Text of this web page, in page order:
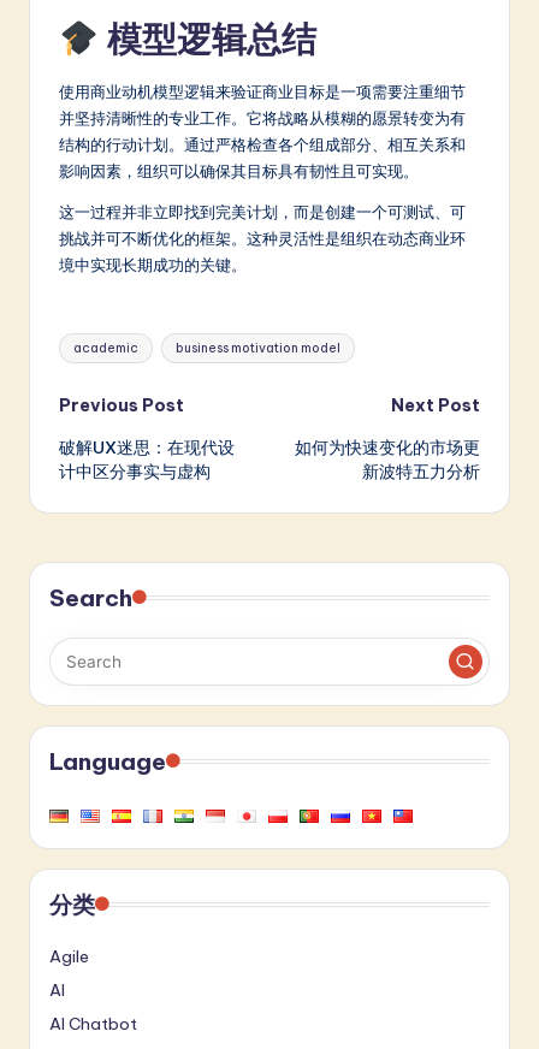
模型逻辑总结
使用商业动机模型逻辑来验证商业目标是一项需要注重细节
并坚持清晰性的专业工作。它将战略从模糊的愿景转变为有
结构的行动计划。通过严格检查各个组成部分、相互关系和
影响因素，组织可以确保其目标具有韧性且可实现。
这一过程并非立即找到完美计划，而是创建一个可测试、可
挑战并可不断优化的框架。这种灵活性是组织在动态商业环
境中实现长期成功的关键。
Tags:
academic business motivation model
Post
navigation
Previous Post
破解UX迷思：在现代设
计中区分事实与虚构
Next Post
如何为快速变化的市场更
新波特五力分析
Search
Language
分类
Agile
AI
AI Chatbot